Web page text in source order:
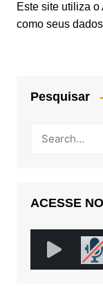
Este site utiliza
como seus
Pesquisar
ACESSE